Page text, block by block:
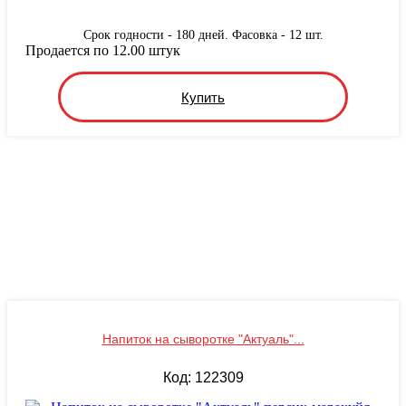
Срок годности - 180 дней. Фасовка - 12 шт.
Купить
Продается по 12.00 штук
Напиток на сыворотке "Актуаль"...
Код: 122309